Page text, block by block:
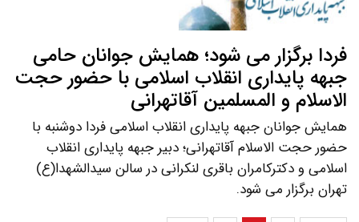
فردا برگزار می شود؛ همایش جوانان حامی
جبهه پایداری انقلاب اسلامی با حضور حجت
الاسلام و المسلمین آقاتهرانی
همایش جوانان جبهه پایداری انقلاب اسلامی فردا دوشنبه با
حضور حجت الاسلام آقاتهرانی؛ دبیر جبهه پایداری انقلاب
اسلامی و دکترکامران باقری لنکرانی در سالن سیدالشهدا(ع)
تهران برگزار می شود.